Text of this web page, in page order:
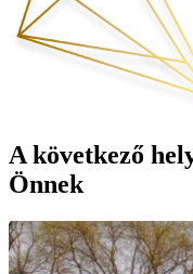
A következő
Önnek